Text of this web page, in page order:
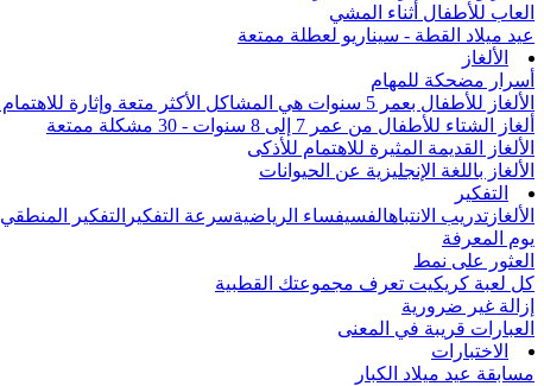
العاب للأطفال أثناء المشي
عيد ميلاد القطة - سيناريو لعطلة ممتعة
الألغاز
أسرار مضحكة للمهام
الألغاز للأطفال بعمر 5 سنوات هي المشاكل الأكثر متعة وإثارة للاهتمام من جميع أنحاء العالم
ألغاز الشتاء للأطفال من عمر 7 إلى 8 سنوات - 30 مشكلة ممتعة
الألغاز القديمة المثيرة للاهتمام للأذكى
الألغاز باللغة الإنجليزية عن الحيوانات
التفكير
الألغاز تدريب الانتباهالفسيفساء الرياضيةسرعة التفكير التفكير المنطقي
يوم المعرفة
العثور على نمط
كل لعبة كريكيت تعرف مجموعتك القطبية
إزالة غير ضرورية
العبارات قريبة في المعنى
الاختبارات
مسابقة عيد ميلاد الكبار